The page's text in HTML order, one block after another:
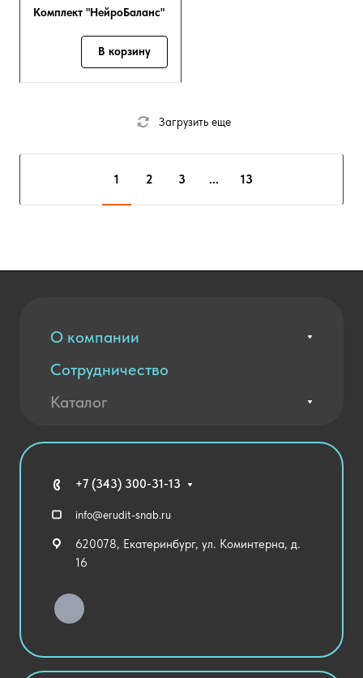
Комплект "НейроБаланс"
В корзину
Загрузить еще
1 2 3 ... 13
О компании
Вакансии
Контакты
Благодарственные письма
Сотрудничество
Оплата и доставка
Каталог
Технические средства обучения
Спортивный зал
Уличное оборудование
Хозяйственные Товары
Столовая и пищеблок
+7 (343) 300-31-13
info@erudit-snab.ru
620078, Екатеринбург, ул. Коминтерна, д.
16